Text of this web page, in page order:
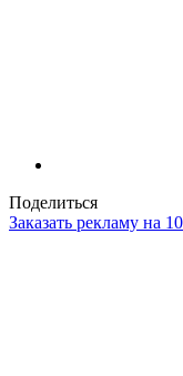
Поделиться
Заказать рекламу на